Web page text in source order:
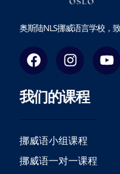
奥斯陆NLS挪威语言学校，
F
a
c
e
b
o
o
k
I
n
s
t
a
g
r
a
m
Y
o
u
我们的课程
挪威语小组课程
挪威语一对一课程